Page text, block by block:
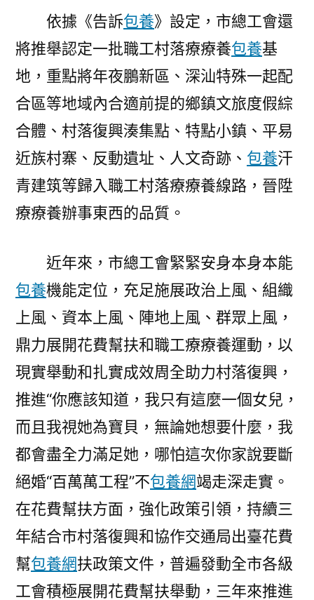
依據《告訴包養》設定，市總工會還
將推舉認定一批職工村落療療養包養基
地，重點將年夜鵬新區、深汕特殊一起配
合區等地域內合適前提的鄉鎮文旅度假綜
合體、村落復興湊集點、特點小鎮、平易
近族村寨、反動遺址、人文奇跡、 包養汗
青建筑等歸入職工村落療療養線路，晉陞
療療養辦事東西的品質。
近年來，市總工會緊緊安身本身本能
包養機能定位，充足施展政治上風、組織
上風、資本上風、陣地上風、群眾上風，
鼎力展開花費幫扶和職工療療養運動，以
現實舉動和扎實成效周全助力村落復興，
推進“你應該知道，我只有這麼一個女兒，
而且我視她為寶貝，無論她想要什麼，我
都會盡全力滿足她，哪怕這次你家說要斷
絕婚“百萬萬工程”不包養網竭走深走實。
在花費幫扶方面，強化政策引領，持續三
年結合市村落復興和協作交通局出臺花費
幫包養網扶政策文件，普遍發動全市各級
工會積極展開花費幫扶舉動，三年來推進